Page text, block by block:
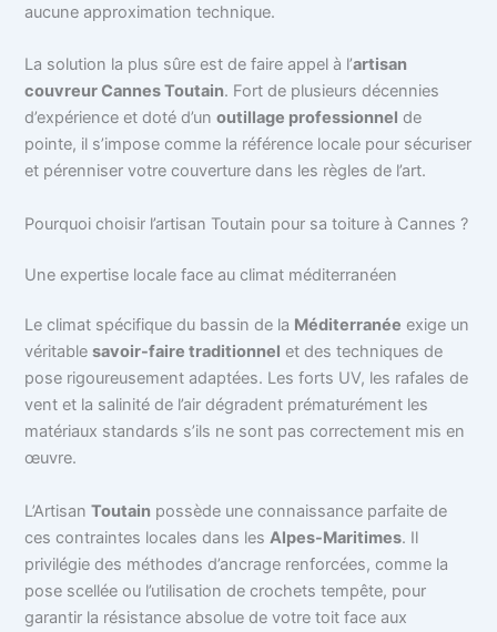
aucune approximation technique.
La solution la plus sûre est de faire appel à l’artisan
couvreur Cannes Toutain. Fort de plusieurs décennies
d’expérience et doté d’unoutillage professionnel de
pointe, il s’impose comme la référence locale pour sécuriser
et pérenniser votre couverture dans les règles de l’art.
Pourquoi choisir l’artisan Toutain pour sa toiture à Cannes ?
Une expertise locale face au climat méditerranéen
Le climat spécifique du bassin de la Méditerranée exige un
véritablesavoir-faire traditionnel et des techniques de
pose rigoureusement adaptées. Les forts UV, les rafales de
vent et la salinité de l’air dégradent prématurément les
matériaux standards s’ils ne sont pas correctement mis en
œuvre.
L’ArtisanToutain possède une connaissance parfaite de
ces contraintes locales dans lesAlpes-Maritimes. Il
privilégie des méthodes d’ancrage renforcées, comme la
pose scellée ou l’utilisation de crochets tempête, pour
garantir la résistance absolue de votre toit face aux